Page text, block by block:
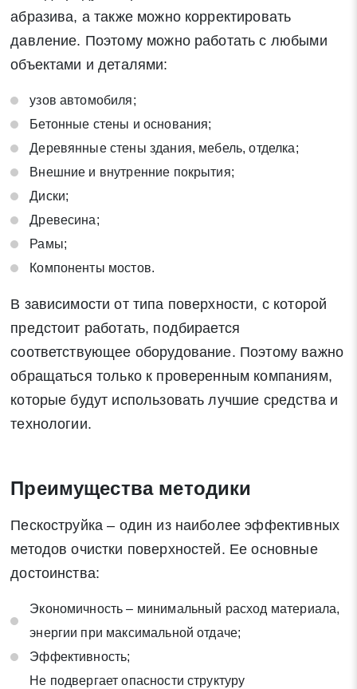
Поиск
абразива, а также можно корректировать
давление. Поэтому можно работать с любыми
объектами и деталями:
узов автомобиля;
Бетонные стены и основания;
Деревянные стены здания, мебель, отделка;
Внешние и внутренние покрытия;
Диски;
Древесина;
Рамы;
Компоненты мостов.
В зависимости от типа поверхности, с которой
предстоит работать, подбирается
соответствующее оборудование. Поэтому важно
обращаться только к проверенным компаниям,
которые будут использовать лучшие средства и
технологии.
Преимущества методики
Пескоструйка – один из наиболее эффективных
методов очистки поверхностей. Ее основные
достоинства:
Экономичность – минимальный расход материала,
энергии при максимальной отдаче;
Эффективность;
Не подвергает опасности структуру
* - обязательные поля для заполнения
Отправить заявку
Нажимая на кнопку «Отправить заявку» Вы даете согласие
на обработку своих персональных данных в соответствии со
статьей 9 Федерального закона от 27 июля 2006 г. N 152-ФЗ
информационную рассылку по средством e-mail или СМС